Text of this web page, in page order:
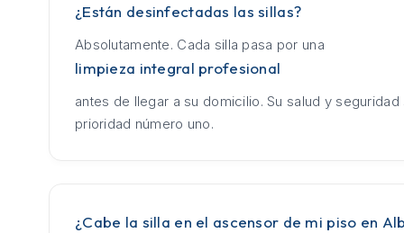
¿Están desinfectadas las sillas?
Absolutamente. Cada silla pasa por una
limpieza integral profesional
antes de llegar a su domicilio. Su salud y seguridad
prioridad número uno.
¿Cabe la silla en el ascensor de mi piso en